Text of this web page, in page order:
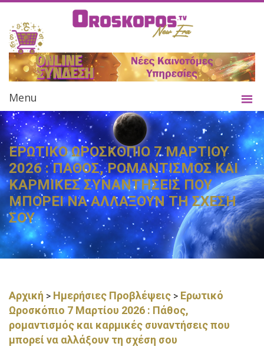
Menu
ΕΡΩΤΙΚΟ ΩΡΟΣΚΟΠΙΟ 7 ΜΑΡΤΙΟΥ
2026 : ΠΑΘΟΣ, ΡΟΜΑΝΤΙΣΜΟΣ ΚΑΙ
ΚΑΡΜΙΚΕΣ ΣΥΝΑΝΤΗΣΕΙΣ ΠΟΥ
ΜΠΟΡΕΙ ΝΑ ΑΛΛΑΞΟΥΝ ΤΗ ΣΧΕΣΗ
ΣΟΥ
Αρχική > Ημερήσιες Προβλέψεις > Ερωτικό
Ωροσκόπιο 7 Μαρτίου 2026 : Πάθος,
ρομαντισμός και καρμικές συναντήσεις που
μπορεί να αλλάξουν τη σχέση σου